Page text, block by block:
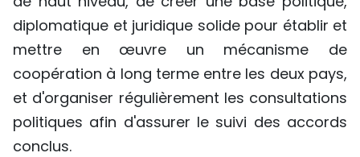
diplomatique et juridique solide pour établir et
mettre en œuvre un mécanisme de
coopération à long terme entre les deux pays,
et d'organiser régulièrement les consultations
politiques afin d'assurer le suivi des accords
conclus.